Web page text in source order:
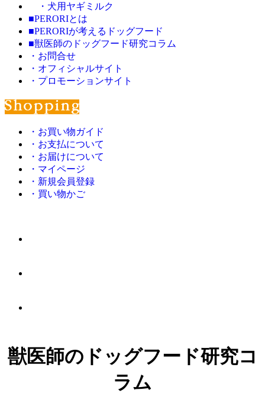
・犬用ヤギミルク
■PERORIとは
■PERORIが考えるドッグフード
■獣医師のドッグフード研究コラム
・お問合せ
・オフィシャルサイト
・プロモーションサイト
・お買い物ガイド
・お支払について
・お届けについて
・マイページ
・新規会員登録
・買い物かご
獣医師のドッグフード研究コ
ラム